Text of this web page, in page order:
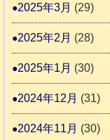
2025年3月 (29)
2025年2月 (28)
2025年1月 (30)
2024年12月 (31)
2024年11月 (30)